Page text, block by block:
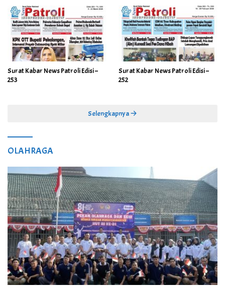
Surat Kabar News Patroli Edisi –
253
Surat Kabar News Patroli Edisi –
252
Selengkapnya
OLAHRAGA